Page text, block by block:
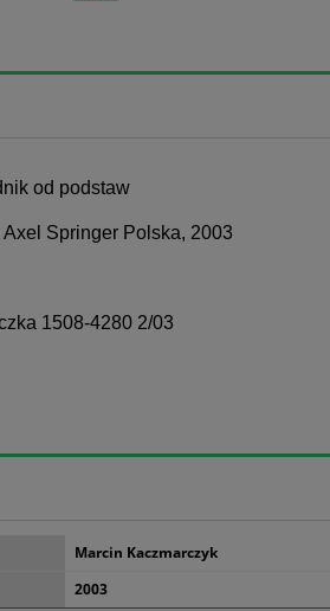
od podstaw
Springer Polska, 2003
1508-4280 2/03
Marcin Kaczmarczyk
2003